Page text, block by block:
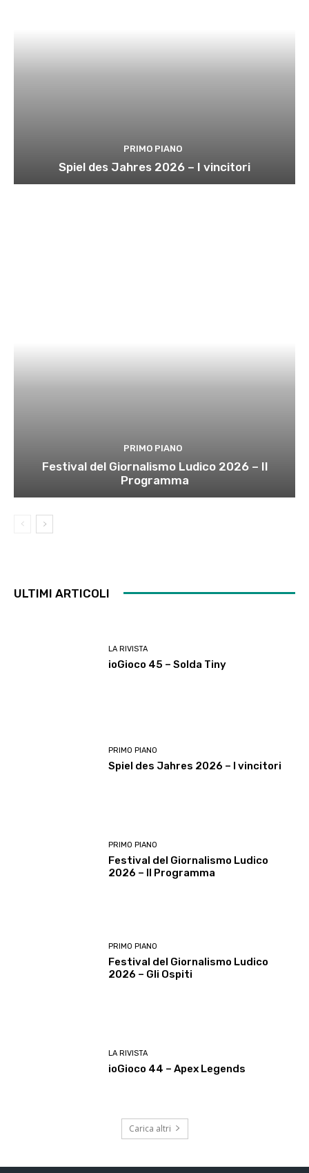
PRIMO PIANO
Spiel des Jahres 2026 – I vincitori
PRIMO PIANO
Festival del Giornalismo Ludico 2026 – Il
Programma
ULTIMI ARTICOLI
LA RIVISTA
ioGioco 45 – Solda Tiny
PRIMO PIANO
Spiel des Jahres 2026 – I vincitori
PRIMO PIANO
Festival del Giornalismo Ludico
2026 – Il Programma
PRIMO PIANO
Festival del Giornalismo Ludico
2026 – Gli Ospiti
LA RIVISTA
ioGioco 44 – Apex Legends
Carica altri